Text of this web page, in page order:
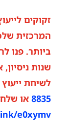
זקוקים
המרכזית
שנות
לשיחת
8835או
e0xymv